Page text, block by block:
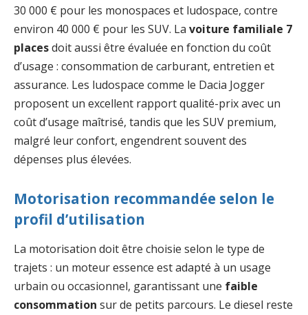
30 000 € pour les monospaces et ludospace, contre
environ 40 000 € pour les SUV. La voiture familiale 7
placesdoit aussi être évaluée en fonction du coût
d’usage : consommation de carburant, entretien et
assurance. Les ludospace comme le Dacia Jogger
proposent un excellent rapport qualité-prix avec un
coût d’usage maîtrisé, tandis que les SUV premium,
malgré leur confort, engendrent souvent des
dépenses plus élevées.
Motorisation recommandée selon le
profil d’utilisation
La motorisation doit être choisie selon le type de
trajets : un moteur essence est adapté à un usage
urbain ou occasionnel, garantissant une faible
consommation sur de petits parcours. Le diesel reste